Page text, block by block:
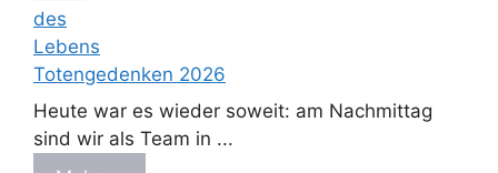
Totengedenken 2026
Heute war es wieder soweit: am Nachmittag
sind wir als Team in ...